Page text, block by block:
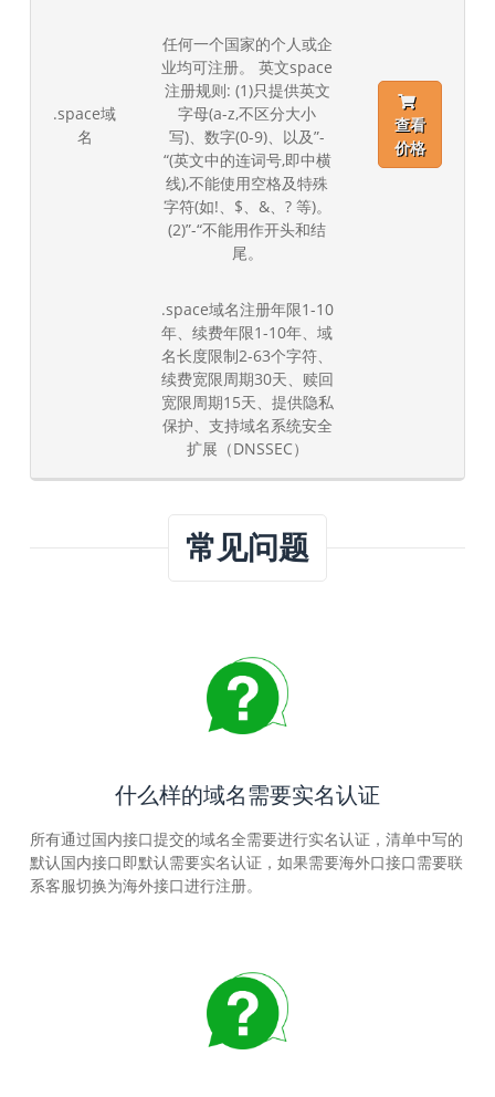
.space域
名
任何一个国家的个人或企
业均可注册。 英文space
注册规则: (1)只提供英文
字母(a-z,不区分大小
写)、数字(0-9)、以及”-
“(英文中的连词号,即中横
线),不能使用空格及特殊
字符(如!、$、&、? 等)。
(2)”-“不能用作开头和结
尾。
.space域名注册年限1-10
年、续费年限1-10年、域
名长度限制2-63个字符、
续费宽限周期30天、赎回
宽限周期15天、提供隐私
保护、支持域名系统安全
扩展（DNSSEC）
查看
价格
常见问题
什么样的域名需要实名认证
所有通过国内接口提交的域名全需要进行实名认证，清单中写的
默认国内接口即默认需要实名认证，如果需要海外口接口需要联
系客服切换为海外接口进行注册。